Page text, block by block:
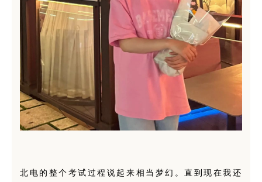
北电的整个考试过程说起来相当梦幻。直到现在我还